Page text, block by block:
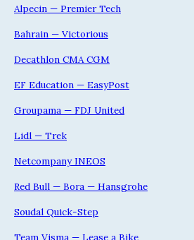
Alpecin — Premier Tech
Bahrain — Victorious
Decathlon CMA CGM
EF Education — EasyPost
Groupama — FDJ United
Lidl — Trek
Netcompany INEOS
Red Bull — Bora — Hansgrohe
Soudal Quick-Step
Team Visma — Lease a Bike